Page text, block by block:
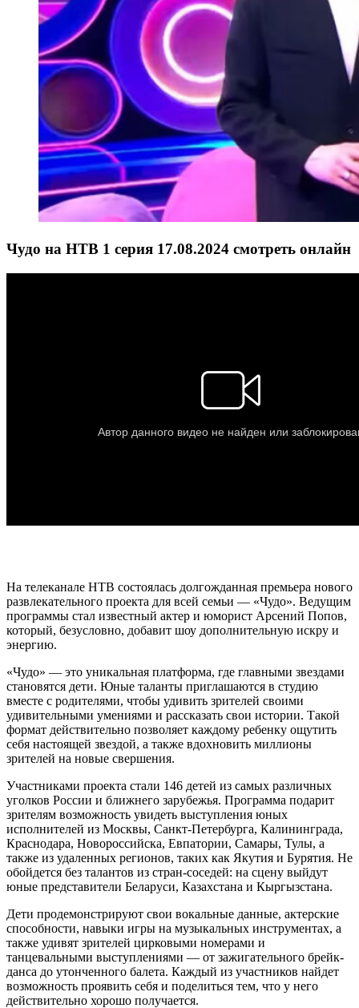
Чудо на НТВ 1 серия 17.08.2024 смотреть онлайн
На телеканале НТВ состоялась долгожданная премьера нового
развлекательного проекта для всей семьи — «Чудо». Ведущим
программы стал известный актер и юморист Арсений Попов,
который, безусловно, добавит шоу дополнительную искру и
энергию.
«Чудо» — это уникальная платформа, где главными звездами
становятся дети. Юные таланты приглашаются в студию
вместе с родителями, чтобы удивить зрителей своими
удивительными умениями и рассказать свои истории. Такой
формат действительно позволяет каждому ребенку ощутить
себя настоящей звездой, а также вдохновить миллионы
зрителей на новые свершения.
Участниками проекта стали 146 детей из самых различных
уголков России и ближнего зарубежья. Программа подарит
зрителям возможность увидеть выступления юных
исполнителей из Москвы, Санкт-Петербурга, Калининграда,
Краснодара, Новороссийска, Евпатории, Самары, Тулы, а
также из удаленных регионов, таких как Якутия и Бурятия. Не
обойдется без талантов из стран-соседей: на сцену выйдут
юные представители Беларуси, Казахстана и Кыргызстана.
Дети продемонстрируют свои вокальные данные, актерские
способности, навыки игры на музыкальных инструментах, а
также удивят зрителей цирковыми номерами и
танцевальными выступлениями — от зажигательного брейк-
данса до утонченного балета. Каждый из участников найдет
возможность проявить себя и поделиться тем, что у него
действительно хорошо получается.